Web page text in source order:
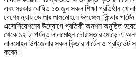
এবং সরকার ঘোষিত ১৩ জুন সকল শিক্ষা প্রতিষ্ঠান খোলার
দেশের ন্যায় ভোলার লালমোহনে উপজেলা কিন্ডার
এসোসিয়েশনের উদ্যোগে প্রতিকী অনশন অনুুষ্ঠিত
থেকে ১২ টা পর্যন্ত লালমোহন চৌরাস্তার মোড়ে এ
লালমোহন উপজেলার সকল কিন্ডার গার্টেন ও
করেন।